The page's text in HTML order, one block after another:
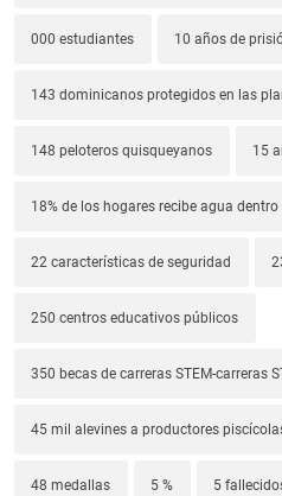
000 estudiantes 10 años de
143 dominicanos protegidos en las
148 peloteros quisqueyanos 15
18% de los hogares recibe agua
22 características de seguridad
250 centros educativos públicos
350 becas de carreras STEM-carreras
45 mil alevines a productores
48 medallas 5 % 5